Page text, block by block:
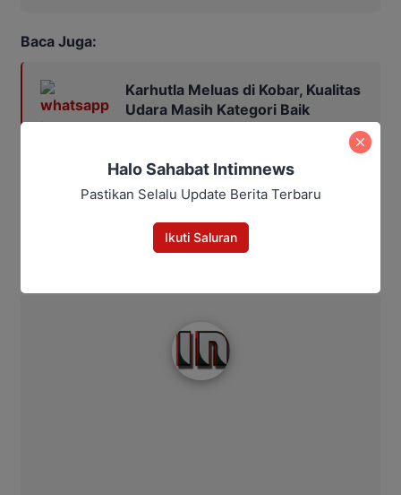
Baca Juga:
Karhutla Meluas di Kobar, Kualitas
Udara Masih Kategori Baik
Halo Sahabat Intimnews
Pastikan Selalu Update Berita Terbaru
Ikuti Saluran